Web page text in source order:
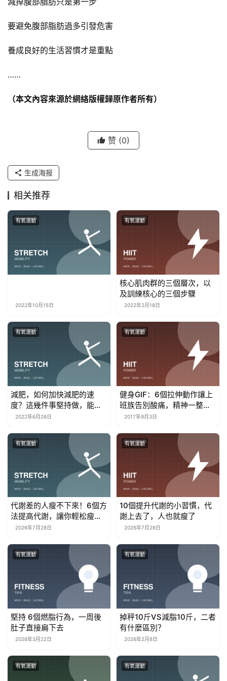
要避免腹部脂肪過多引發危害
養成良好的生活習慣才是重點
……
（本文內容來源於網絡版權歸原作者所有）
赞 (0)
生成海报
相关推荐
有氧運動
2022年10月15日
有氧運動
核心肌肉群的三個層次，以
及訓練核心的三個步驟
2022年2月18日
有氧運動
減肥，如何加快減肥的速
度？這幾件事堅持做，能幫
你提高身體代謝
2022年6月28日
有氧運動
健身GIF：6個拉伸動作讓上
班族告別酸痛，精神一整
天！
2017年9月3日
有氧運動
代謝差的人瘦不下來！6個方
法提高代謝，讓你輕松瘦身
減脂！
2026年7月28日
有氧運動
10個提升代謝的小習慣，代
謝上去了，人也就瘦了
2026年7月28日
有氧運動
堅持 6個燃脂行為，一周後
肚子直接扁下去
2026年3月22日
有氧運動
掉秤10斤VS減脂10斤，二者
有什麼區別？
2026年2月8日
有氧運動 有氧運動